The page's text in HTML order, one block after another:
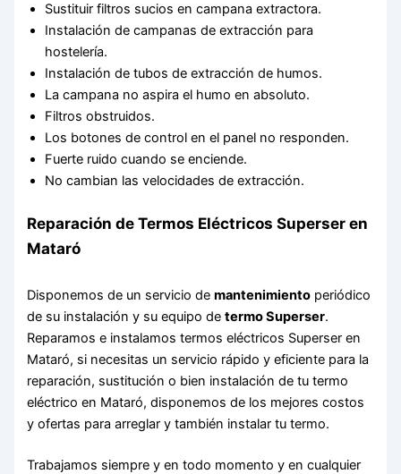
Sustituir filtros sucios en campana extractora.
Instalación de campanas de extracción para
hostelería.
Instalación de tubos de extracción de humos.
La campana no aspira el humo en absoluto.
Filtros obstruidos.
Los botones de control en el panel no responden.
Fuerte ruido cuando se enciende.
No cambian las velocidades de extracción.
Reparación de Termos Eléctricos Superser en
Mataró
Disponemos de un servicio demantenimiento periódico
de su instalación y su equipo determo Superser.
Reparamos e instalamos termos eléctricos Superser en
Mataró, si necesitas un servicio rápido y eficiente para la
reparación, sustitución o bien instalación de tu termo
eléctrico en Mataró, disponemos de los mejores costos
y ofertas para arreglar y también instalar tu termo.
Trabajamos siempre y en todo momento y en cualquier